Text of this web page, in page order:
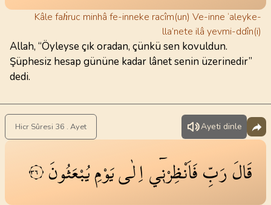
Kâle faḣruc minhâ fe-inneke racîm(un) Ve-inne ‘aleyke-
lla’nete ilâ yevmi-ddîn(i)
Allah, “Öyleyse çık oradan, çünkü sen kovuldun.
Şüphesiz hesap gününe kadar lânet senin üzerinedir”
dedi.
Hicr Sûresi 36 . Ayet Ayeti dinle
قَالَرَبِّفَاَنْظِرْن۪ٓياِلٰىيَوْمِيُبْعَثُونَ ٣٦